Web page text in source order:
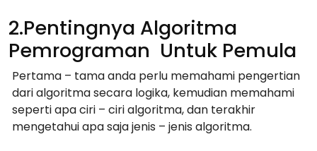
2.Pentingnya Algoritma
Pemrograman Untuk Pemula
Pertama – tama anda perlu memahami pengertian
dari algoritma secara logika, kemudian memahami
seperti apa ciri – ciri algoritma, dan terakhir
mengetahui apa saja jenis – jenis algoritma.